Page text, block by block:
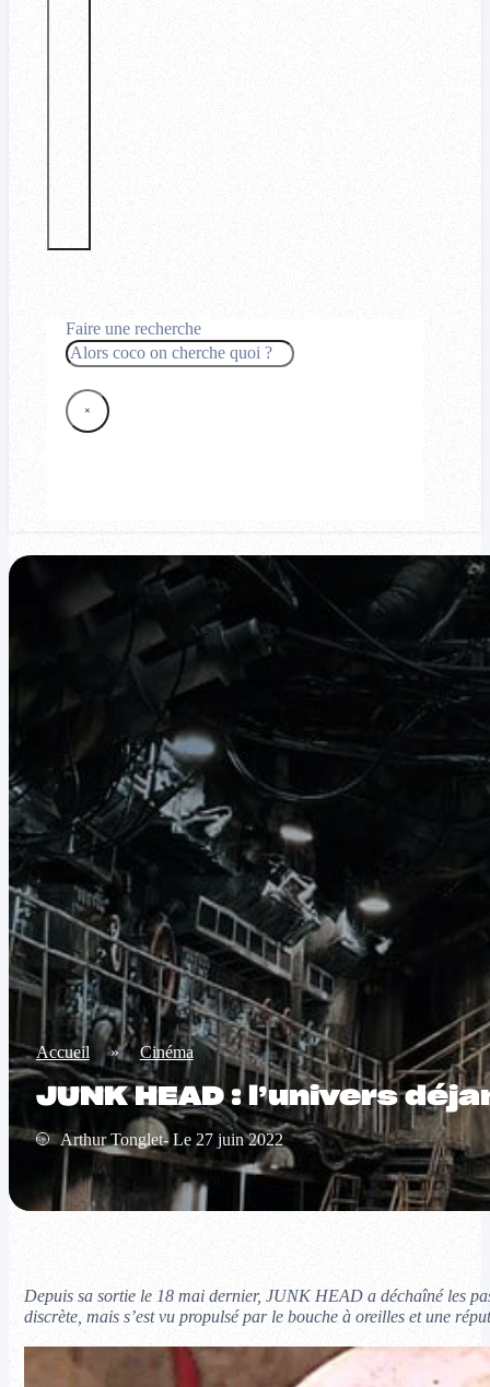
Faire une recherche
Rechercher
×
Accueil » Cinéma
JUNK HEAD : l’univers
Arthur Tonglet- Le 27 juin 2022
Depuis sa sortie le 18 mai dernier, JUNK HEAD a déchaîné les
discrète, mais s’est vu propulsé par le bouche à oreilles et une